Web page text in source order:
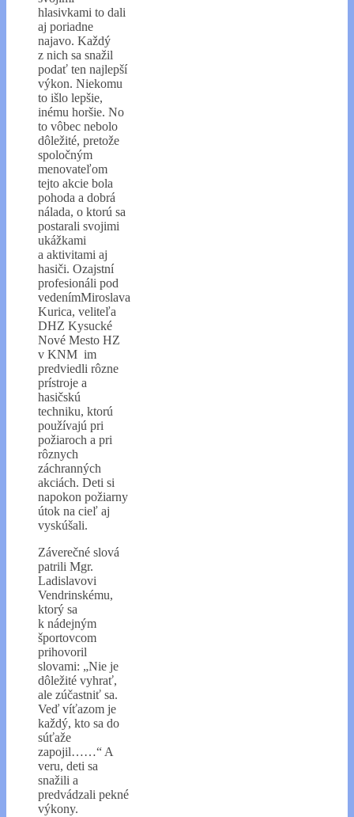
hlasivkami to dali
aj poriadne
najavo. Každý
z nich sa snažil
podať ten najlepší
výkon. Niekomu
to išlo lepšie,
inému horšie. No
to vôbec nebolo
dôležité, pretože
spoločným
menovateľom
tejto akcie bola
pohoda a dobrá
nálada, o ktorú sa
postarali svojimi
ukážkami
a aktivitami aj
hasiči. Ozajstní
profesionáli pod
vedenímMiroslava
Kurica, veliteľa
DHZ Kysucké
Nové Mesto HZ
v KNM im
predviedli rôzne
prístroje a
hasičskú
techniku, ktorú
používajú pri
požiaroch a pri
rôznych
záchranných
akciách. Deti si
napokon požiarny
útok na cieľ aj
vyskúšali.
Záverečné slová
patrili Mgr.
Ladislavovi
Vendrinskému,
ktorý sa
k nádejným
športovcom
prihovoril
slovami: „Nie je
dôležité vyhrať,
ale zúčastniť sa.
Veď víťazom je
každý, kto sa do
súťaže
zapojil……“ A
veru, deti sa
snažili a
predvádzali pekné
výkony.